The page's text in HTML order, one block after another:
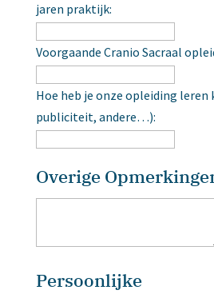
jaren praktijk:
Voorgaande Cranio Sacraal
Hoe heb je onze opleiding leren
publiciteit, andere…):
Overige
Persoonlijke